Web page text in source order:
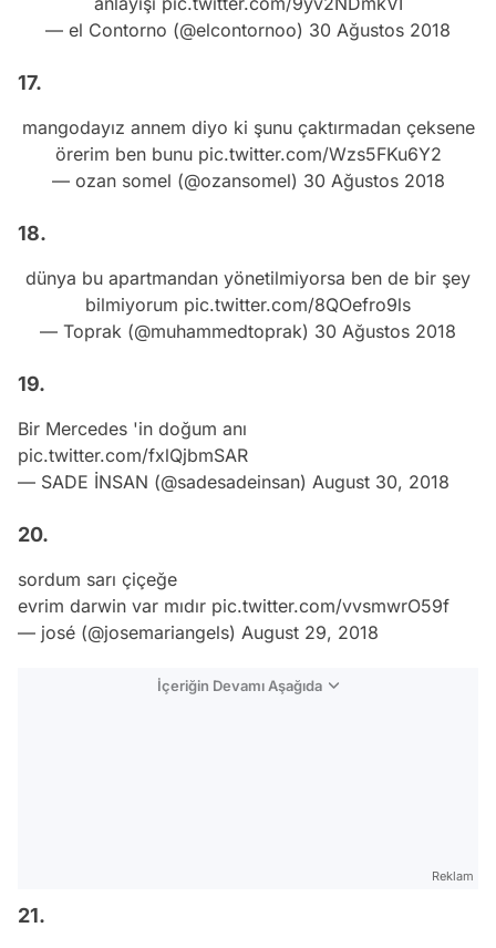
— el Contorno (@elcontornoo) 30 Ağustos 2018
17.
mangodayız annem diyo ki şunu çaktırmadan çeksene
örerim ben bunu pic.twitter.com/Wzs5FKu6Y2
— ozan somel (@ozansomel) 30 Ağustos 2018
18.
dünya bu apartmandan yönetilmiyorsa ben de bir şey
bilmiyorum pic.twitter.com/8QOefro9ls
— Toprak (@muhammedtoprak) 30 Ağustos 2018
19.
Bir Mercedes 'in doğum anı
pic.twitter.com/fxlQjbmSAR
— SADE İNSAN (@sadesadeinsan) August 30, 2018
20.
sordum sarı çiçeğe
evrim darwin var mıdır pic.twitter.com/vvsmwrO59f
— josé (@josemariangels) August 29, 2018
İçeriğin Devamı Aşağıda
Reklam
21.